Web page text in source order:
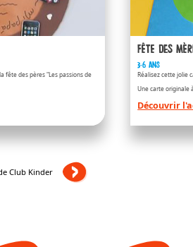
/fr/fr/kinder-bueno
Kinder
/fr/fr/kinder-bueno-
fête des pères "Les passions de
Fête des
3-6 ans
Réalisez cette jolie
Une carte originale
Découvrir
Club Kinder